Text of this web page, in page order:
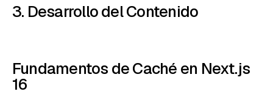
3. Desarrollo del Contenido
Fundamentos de Caché en Next.js
16